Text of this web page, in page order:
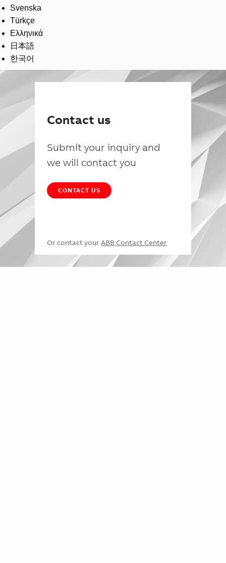
Svenska
Türkçe
Ελληνικά
日本語
한국어
Contact us
Submit your inquiry and
we will contact you
CONTACT US
Or contact your ABB Contact Center